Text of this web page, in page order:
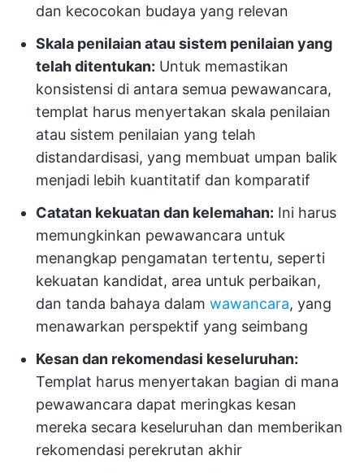
dan kecocokan budaya yang relevan
Skala penilaian atau sistem penilaian yang
telah ditentukan: Untuk memastikan
konsistensi di antara semua pewawancara,
templat harus menyertakan skala penilaian
atau sistem penilaian yang telah
distandardisasi, yang membuat umpan balik
menjadi lebih kuantitatif dan komparatif
Catatan kekuatan dan kelemahan: Ini harus
memungkinkan pewawancara untuk
menangkap pengamatan tertentu, seperti
kekuatan kandidat, area untuk perbaikan,
dan tanda bahaya dalam wawancara, yang
menawarkan perspektif yang seimbang
Kesan dan rekomendasi keseluruhan:
Templat harus menyertakan bagian di mana
pewawancara dapat meringkas kesan
mereka secara keseluruhan dan memberikan
rekomendasi perekrutan akhir